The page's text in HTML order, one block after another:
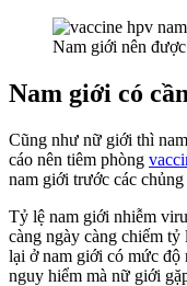
Nam giới nên
Nam giới có
Cũng như nữ giới thì
cáo nên tiêm phòng
nam giới trước các
Tỷ lệ nam giới nhiễm
càng ngày càng chiếm
lại ở nam giới có mức
nguy hiểm mà nữ giới